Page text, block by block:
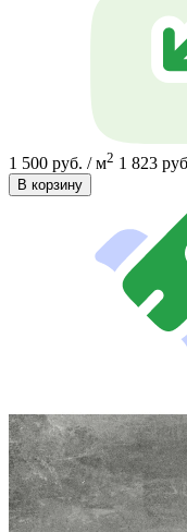
1 500 руб. / м2 1 823
В корзину